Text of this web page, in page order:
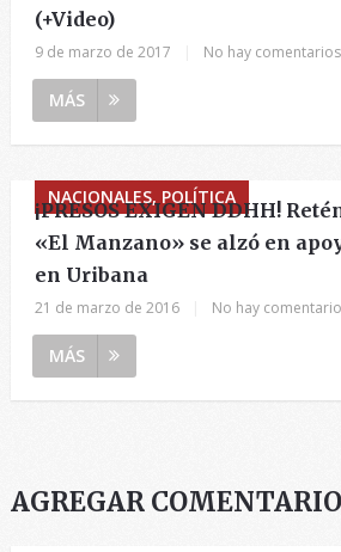
(+Video)
9 de marzo de 2017 No hay comentarios
MÁS
NACIONALES, POLÍTICA
¡PRESOS EXIGEN DDHH!
«El Manzano» se alzó en
en Uribana
21 de marzo de 2016 No hay
MÁS
AGREGAR COMENTARIO